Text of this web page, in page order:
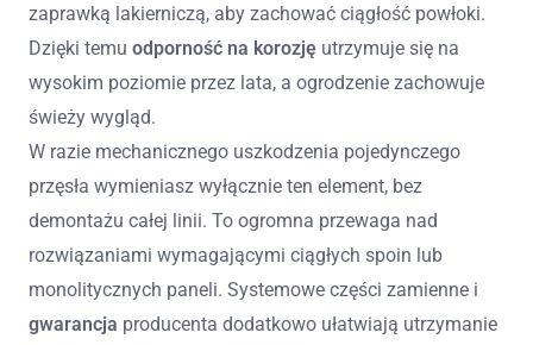
zaprawką lakierniczą, aby zachować ciągłość powłoki.
Dzięki temu odporność na korozję utrzymuje się na
wysokim poziomie przez lata, a ogrodzenie zachowuje
świeży wygląd.
W razie mechanicznego uszkodzenia pojedynczego
przęsła wymieniasz wyłącznie ten element, bez
demontażu całej linii. To ogromna przewaga nad
rozwiązaniami wymagającymi ciągłych spoin lub
monolitycznych paneli. Systemowe części zamienne i
gwarancja producenta dodatkowo ułatwiają utrzymanie